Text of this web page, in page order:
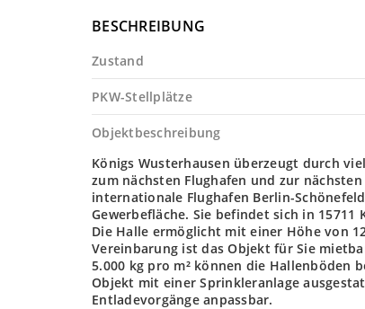
BESCHREIBUNG
Zustand
PKW-Stellplätze
Objektbeschreibung
Königs Wusterhausen überzeugt durch
zum nächsten Flughafen und zur
internationale Flughafen Berlin-
Gewerbefläche. Sie befindet sich in 15711
Die Halle ermöglicht mit einer Höhe von
Vereinbarung ist das Objekt für Sie
5.000 kg pro m² können die Hallenböden
Objekt mit einer Sprinkleranlage
Entladevorgänge anpassbar.